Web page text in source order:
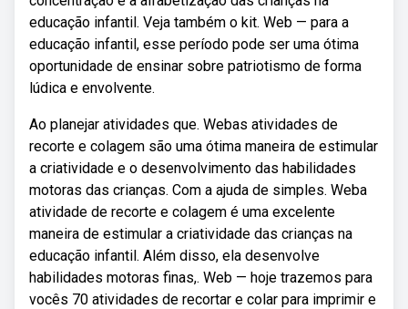
educação infantil. Veja também o kit. Web — para a
educação infantil, esse período pode ser uma ótima
oportunidade de ensinar sobre patriotismo de forma
lúdica e envolvente.
Ao planejar atividades que. Webas atividades de
recorte e colagem são uma ótima maneira de estimular
a criatividade e o desenvolvimento das habilidades
motoras das crianças. Com a ajuda de simples. Weba
atividade de recorte e colagem é uma excelente
maneira de estimular a criatividade das crianças na
educação infantil. Além disso, ela desenvolve
habilidades motoras finas,. Web — hoje trazemos para
vocês 70 atividades de recortar e colar para imprimir e